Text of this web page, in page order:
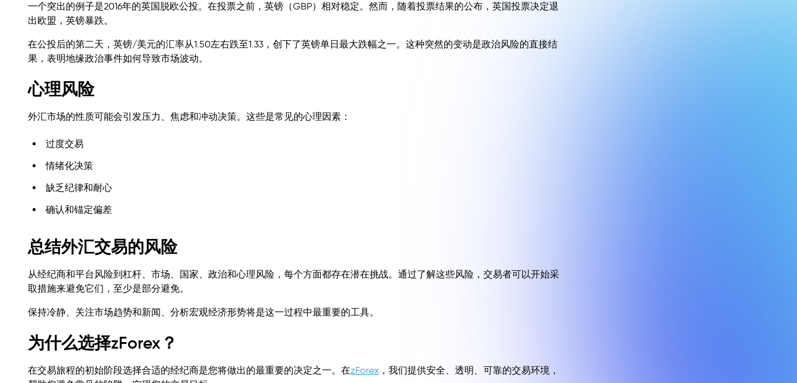
一个突出的例子是2016年的英国脱欧公投。在投票之前，英镑（GBP）相对稳定。然而，随着投票结果的公布，英国投票决定退
出欧盟，英镑暴跌。
在公投后的第二天，英镑/美元的汇率从1.50左右跌至1.33，创下了英镑单日最大跌幅之一。这种突然的变动是政治风险的直接结
果，表明地缘政治事件如何导致市场波动。
心理风险
外汇市场的性质可能会引发压力、焦虑和冲动决策。这些是常见的心理因素：
过度交易
情绪化决策
缺乏纪律和耐心
确认和锚定偏差
总结外汇交易的风险
从经纪商和平台风险到杠杆、市场、国家、政治和心理风险，每个方面都存在潜在挑战。通过了解这些风险，交易者可以开始采
取措施来避免它们，至少是部分避免。
保持冷静、关注市场趋势和新闻、分析宏观经济形势将是这一过程中最重要的工具。
为什么选择zForex？
在交易旅程的初始阶段选择合适的经纪商是您将做出的最重要的决定之一。在zForex ，我们提供安全、透明、可靠的交易环境，